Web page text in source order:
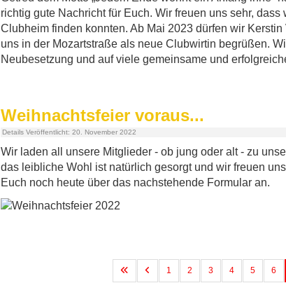
richtig gute Nachricht für Euch. Wir freuen uns sehr,
Clubheim finden konnten. Ab Mai 2023 dürfen wir
uns in der Mozartstraße als neue Clubwirtin begrüßen.
Neubesetzung und auf viele gemeinsame und
Weihnachtsfeier voraus...
Details Veröffentlicht: 20. November 2022
Wir laden all unsere Mitglieder - ob jung oder alt - zu
das leibliche Wohl ist natürlich gesorgt und wir freuen
Euch noch heute über das nachstehende Formular an.
1 2 3 4 5 6